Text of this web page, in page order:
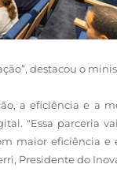
destacou o
a eficiência e a
"Essa parceria
maior eficiência e
Presidente do